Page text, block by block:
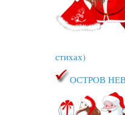
стихах)
ОСТРОВ